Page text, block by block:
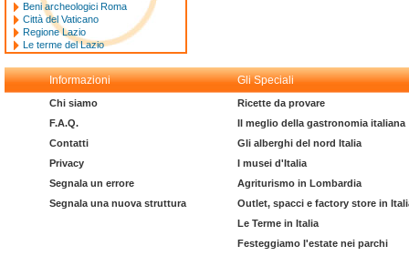
Beni archeologici Roma
Città del Vaticano
Regione Lazio
Le terme del Lazio
Informazioni Gli Speciali
Chi siamo
F.A.Q.
Contatti
Privacy
Segnala un errore
Segnala una nuova struttura
Ricette da provare
Il meglio della gastronomia italiana
Gli alberghi del nord Italia
I musei d'Italia
Agriturismo in Lombardia
Outlet, spacci e factory store in
Le Terme in Italia
Festeggiamo l'estate nei parchi